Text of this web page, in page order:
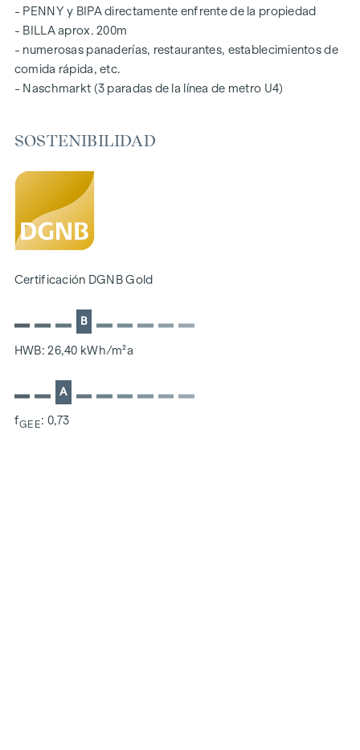
El intermediario actúa como agente doble.
- PENNY y BIPA directamente enfrente de la propiedad
- BILLA aprox. 200m
- numerosas panaderías, restaurantes, establecimientos de
comida rápida, etc.
- Naschmarkt (3 paradas de la línea de metro U4)
SOSTENIBILIDAD
Certificación DGNB Gold
B
HWB: 26,40 kWh/m²a
A
fGEE: 0,73